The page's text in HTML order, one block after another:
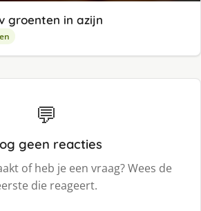
groenten in azijn
💬
geen reacties
of heb je een vraag? Wees de
die reageert.